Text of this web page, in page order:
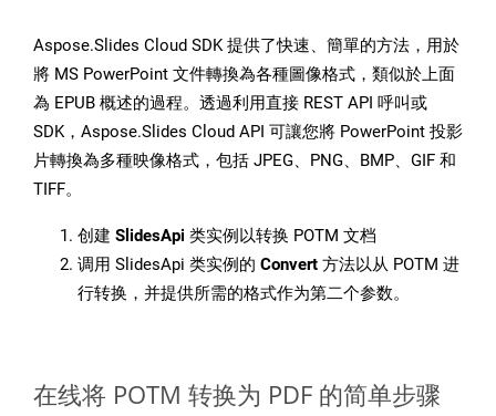
Aspose.Slides Cloud SDK 提供了快速、簡單的方法，用於
將 MS PowerPoint 文件轉換為各種圖像格式，類似於上面
為 EPUB 概述的過程。透過利用直接 REST API 呼叫或
SDK，Aspose.Slides Cloud API 可讓您將 PowerPoint 投影
片轉換為多種映像格式，包括 JPEG、PNG、BMP、GIF 和
TIFF。
创建 SlidesApi 类实例以转换 POTM 文档
调用 SlidesApi 类实例的 Convert 方法以从 POTM 进
行转换，并提供所需的格式作为第二个参数。
在线将 POTM 转换为 PDF 的简单步骤